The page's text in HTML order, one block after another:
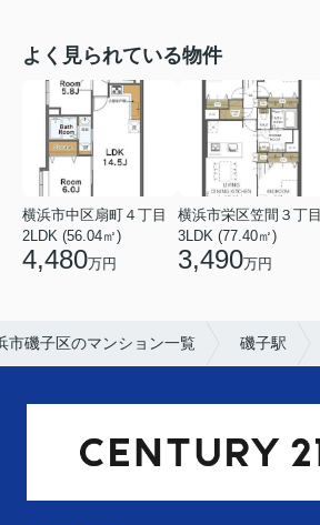
よく見られている物件
横浜市中区扇町４丁目
2LDK (56.04㎡)
4,480万円
横浜市栄区笠間３丁目
3LDK (77.40㎡)
3,490万円
市磯子区のマンション一覧 磯子駅